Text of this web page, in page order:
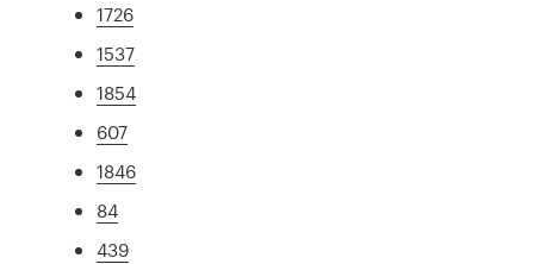
1726
1537
1854
607
1846
84
439